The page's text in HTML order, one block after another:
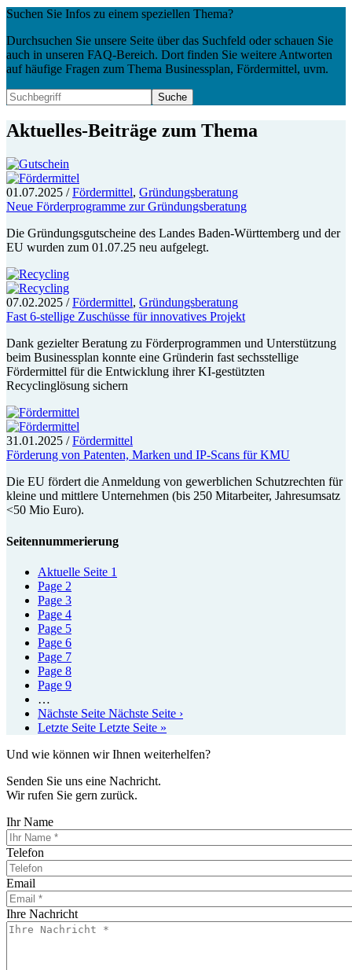
Suchen Sie Infos zu einem speziellen Thema?
Durchsuchen Sie unsere Seite über das Suchfeld oder schauen Sie
auch in unseren FAQ-Bereich. Dort finden Sie weitere Antworten
auf häufige Fragen zum Thema Businessplan, Fördermittel, uvm.
Aktuelles-Beiträge zum Thema
01.07.2025 /Fördermittel, Gründungsberatung
Neue Förderprogramme zur Gründungsberatung
Die Gründungsgutscheine des Landes Baden-Württemberg und der
EU wurden zum 01.07.25 neu aufgelegt.
07.02.2025 /Fördermittel, Gründungsberatung
Fast 6-stellige Zuschüsse für innovatives Projekt
Dank gezielter Beratung zu Förderprogrammen und Unterstützung
beim Businessplan konnte eine Gründerin fast sechsstellige
Fördermittel für die Entwicklung ihrer KI-gestützten
Recyclinglösung sichern
31.01.2025 /Fördermittel
Förderung von Patenten, Marken und IP-Scans für KMU
Die EU fördert die Anmeldung von gewerblichen Schutzrechten für
kleine und mittlere Unternehmen (bis 250 Mitarbeiter, Jahresumsatz
<50 Mio Euro).
Seitennummerierung
Aktuelle Seite 1
Page 2
Page 3
Page 4
Page 5
Page 6
Page 7
Page 8
Page 9
…
Nächste Seite Nächste Seite ›
Letzte Seite Letzte Seite »
Und wie können wir Ihnen weiterhelfen?
Senden Sie uns eine Nachricht.
Wir rufen Sie gern zurück.
Ihr Name
Telefon
Email
Ihre Nachricht